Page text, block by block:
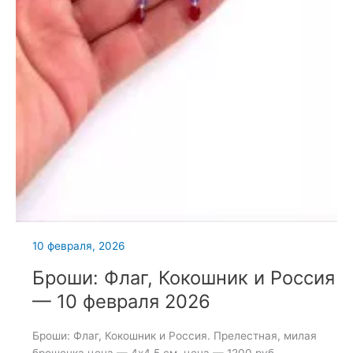
10 февраля, 2026
Броши: Флаг, Кокошник и Россия
— 10 февраля 2026
Броши: Флаг, Кокошник и Россия. Прелестная, милая